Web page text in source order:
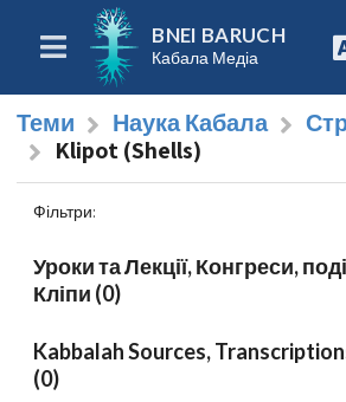
BNEI BARUCH
Кабала Медіа
Теми Наука Кабала
Klipot (Shells)
Фільтри:
Уроки та Лекції, Конгреси,
Кліпи (0)
Kabbalah Sources,
(0)